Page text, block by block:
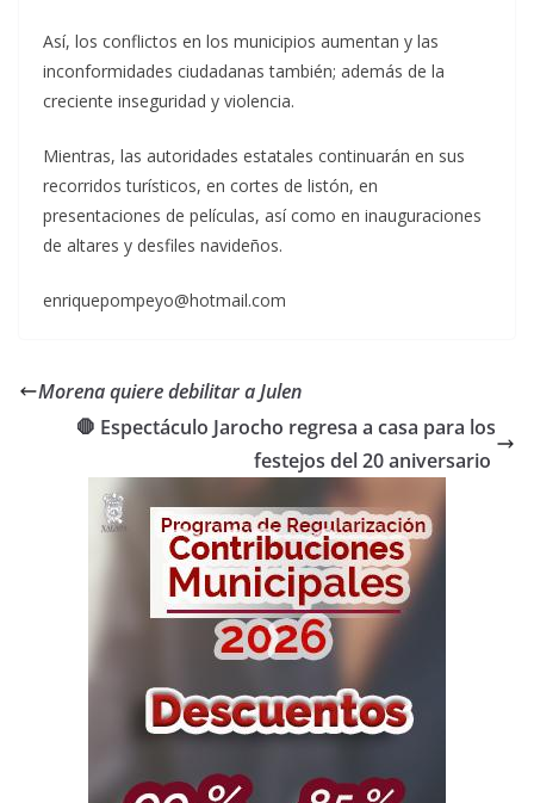
Así, los conflictos en los municipios aumentan y las
inconformidades ciudadanas también; además de la
creciente inseguridad y violencia.
Mientras, las autoridades estatales continuarán en sus
recorridos turísticos, en cortes de listón, en
presentaciones de películas, así como en inauguraciones
de altares y desfiles navideños.
enriquepompeyo@hotmail.com
Morena quiere debilitar a Julen
🛑 Espectáculo Jarocho regresa a casa para los
festejos del 20 aniversario